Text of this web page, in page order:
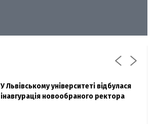
Павло Дак
Захисник "Азовсталі" Діанов вдруге
одружився та показав фото з весілля
У Львівському університеті відбулася
інавгурація новообраного ректора